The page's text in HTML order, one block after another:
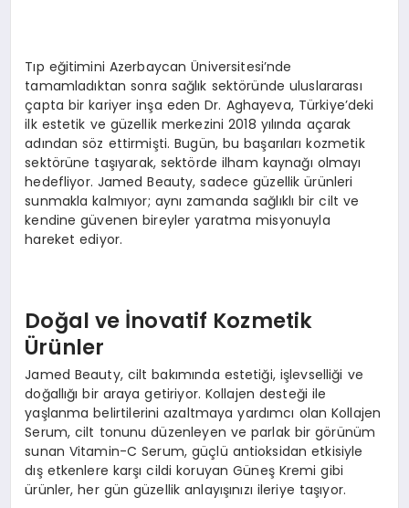
Tıp eğitimini Azerbaycan Üniversitesi’nde
tamamladıktan sonra sağlık sektöründe uluslararası
çapta bir kariyer inşa eden Dr. Aghayeva, Türkiye’deki
ilk estetik ve güzellik merkezini 2018 yılında açarak
adından söz ettirmişti. Bugün, bu başarıları kozmetik
sektörüne taşıyarak, sektörde ilham kaynağı olmayı
hedefliyor. Jamed Beauty, sadece güzellik ürünleri
sunmakla kalmıyor; aynı zamanda sağlıklı bir cilt ve
kendine güvenen bireyler yaratma misyonuyla
hareket ediyor.
Doğal ve İnovatif Kozmetik
Ürünler
Jamed Beauty, cilt bakımında estetiği, işlevselliği ve
doğallığı bir araya getiriyor. Kollajen desteği ile
yaşlanma belirtilerini azaltmaya yardımcı olan Kollajen
Serum, cilt tonunu düzenleyen ve parlak bir görünüm
sunan Vitamin-C Serum, güçlü antioksidan etkisiyle
dış etkenlere karşı cildi koruyan Güneş Kremi gibi
ürünler, her gün güzellik anlayışınızı ileriye taşıyor.